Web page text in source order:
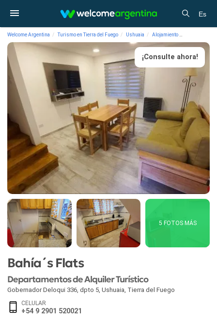
Es
Welcome Argentina Turismo en Tierra del Fuego Ushuaia Alojamiento
¡Consulte ahora!
5 FOTOS MÁS
Bahía´s Flats
Departamentos de Alquiler Turístico
Gobernador Deloqui 336, dpto 5 Ushuaia Tierra del Fuego
CELULAR
+54 9 2901 520021